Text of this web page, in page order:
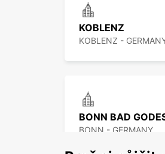
KOBLENZ
KOBLENZ -
BONN BAD
BONN - GERMANY